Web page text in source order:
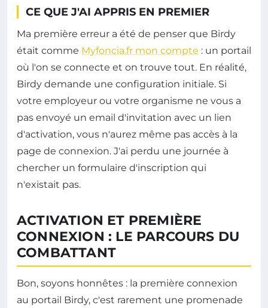
CE QUE J'AI APPRIS EN PREMIER
Ma première erreur a été de penser que Birdy
était comme Myfoncia.fr mon compte : un portail
où l'on se connecte et on trouve tout. En réalité,
Birdy demande une configuration initiale. Si
votre employeur ou votre organisme ne vous a
pas envoyé un email d'invitation avec un lien
d'activation, vous n'aurez même pas accès à la
page de connexion. J'ai perdu une journée à
chercher un formulaire d'inscription qui
n'existait pas.
ACTIVATION ET PREMIÈRE
CONNEXION : LE PARCOURS DU
COMBATTANT
Bon, soyons honnêtes : la première connexion
au portail Birdy, c'est rarement une promenade